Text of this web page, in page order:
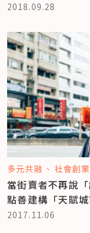
2018.09.28
多元共融 社會創
當街賣者不再說
點善建構「天賦
2017.11.06